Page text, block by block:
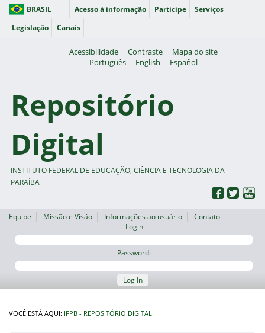
BRASIL Acesso à informação Participe
Serviços
Legislação
Canais
Acessibilidade Contraste
Mapa do site
Português
English Español
Repositório
Digital
INSTITUTO FEDERAL DE EDUCAÇÃO, CIÊNCIA E TECNOLOGIA DA
PARAÍBA
Equipe Missão e Visão Informações ao usuário
Contato
Login
Password:
Log In
VOCÊ ESTÁ AQUI: IFPB - REPOSITÓRIO DIGITAL